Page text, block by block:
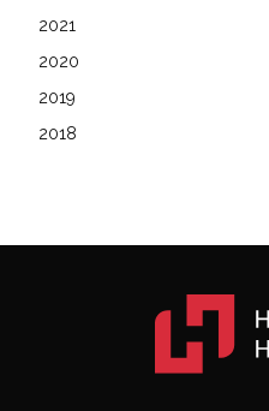
2021
2020
2019
2018